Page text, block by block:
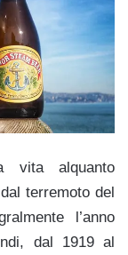
vita alquanto
terremoto del
l’anno
dal 1919 al